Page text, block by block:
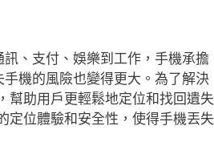
、支付、娛樂到工作，手機承擔
機的風險也變得更大。為了解決
幫助用戶更輕鬆地定位和找回遺失
定位體驗和安全性，使得手機丟失